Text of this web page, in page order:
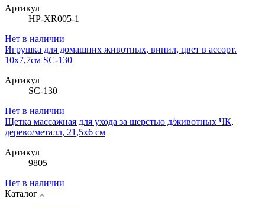
Артикул
HP-XR005-1
Нет в наличии
Игрушка для домашних животных, винил, цвет в ассорт.
10х7,7см SC-130
Артикул
SC-130
Нет в наличии
Щетка массажная для ухода за шерстью д/животных ЧК,
дерево/металл, 21,5х6 см
Артикул
9805
Нет в наличии
Каталог